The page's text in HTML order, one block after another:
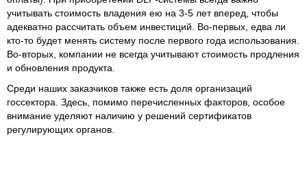
учитывать стоимость владения ею на 3-5 лет вперед, чтобы
адекватно рассчитать объем инвестиций. Во-первых, едва ли
кто-то будет менять систему после первого года использования.
Во-вторых, компании не всегда учитывают стоимость продления
и обновления продукта.
Среди наших заказчиков также есть доля организаций
госсектора. Здесь, помимо перечисленных факторов, особое
внимание уделяют наличию у решений сертификатов
регулирующих органов.